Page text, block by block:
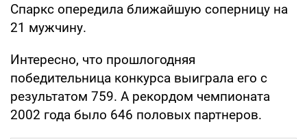
Спаркс опередила ближайшую соперницу на
21 мужчину.
Интересно, что прошлогодняя
победительница конкурса выиграла его с
результатом 759. А рекордом чемпионата
2002 года было 646 половых партнеров.